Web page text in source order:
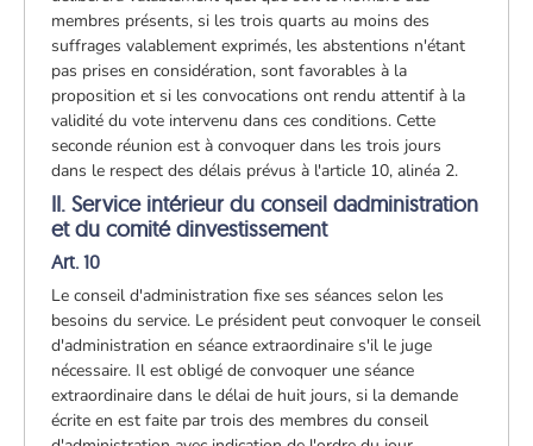
membres présents, si les trois quarts au moins des
suffrages valablement exprimés, les abstentions n'étant
pas prises en considération, sont favorables à la
proposition et si les convocations ont rendu attentif à la
validité du vote intervenu dans ces conditions. Cette
seconde réunion est à convoquer dans les trois jours
dans le respect des délais prévus à l'article 10, alinéa 2.
II. Service intérieur du conseil dadministration
et du comité dinvestissement
Art. 10
Le conseil d'administration fixe ses séances selon les
besoins du service. Le président peut convoquer le conseil
d'administration en séance extraordinaire s'il le juge
nécessaire. Il est obligé de convoquer une séance
extraordinaire dans le délai de huit jours, si la demande
écrite en est faite par trois des membres du conseil